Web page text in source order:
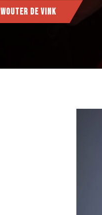
Wouter de Vink